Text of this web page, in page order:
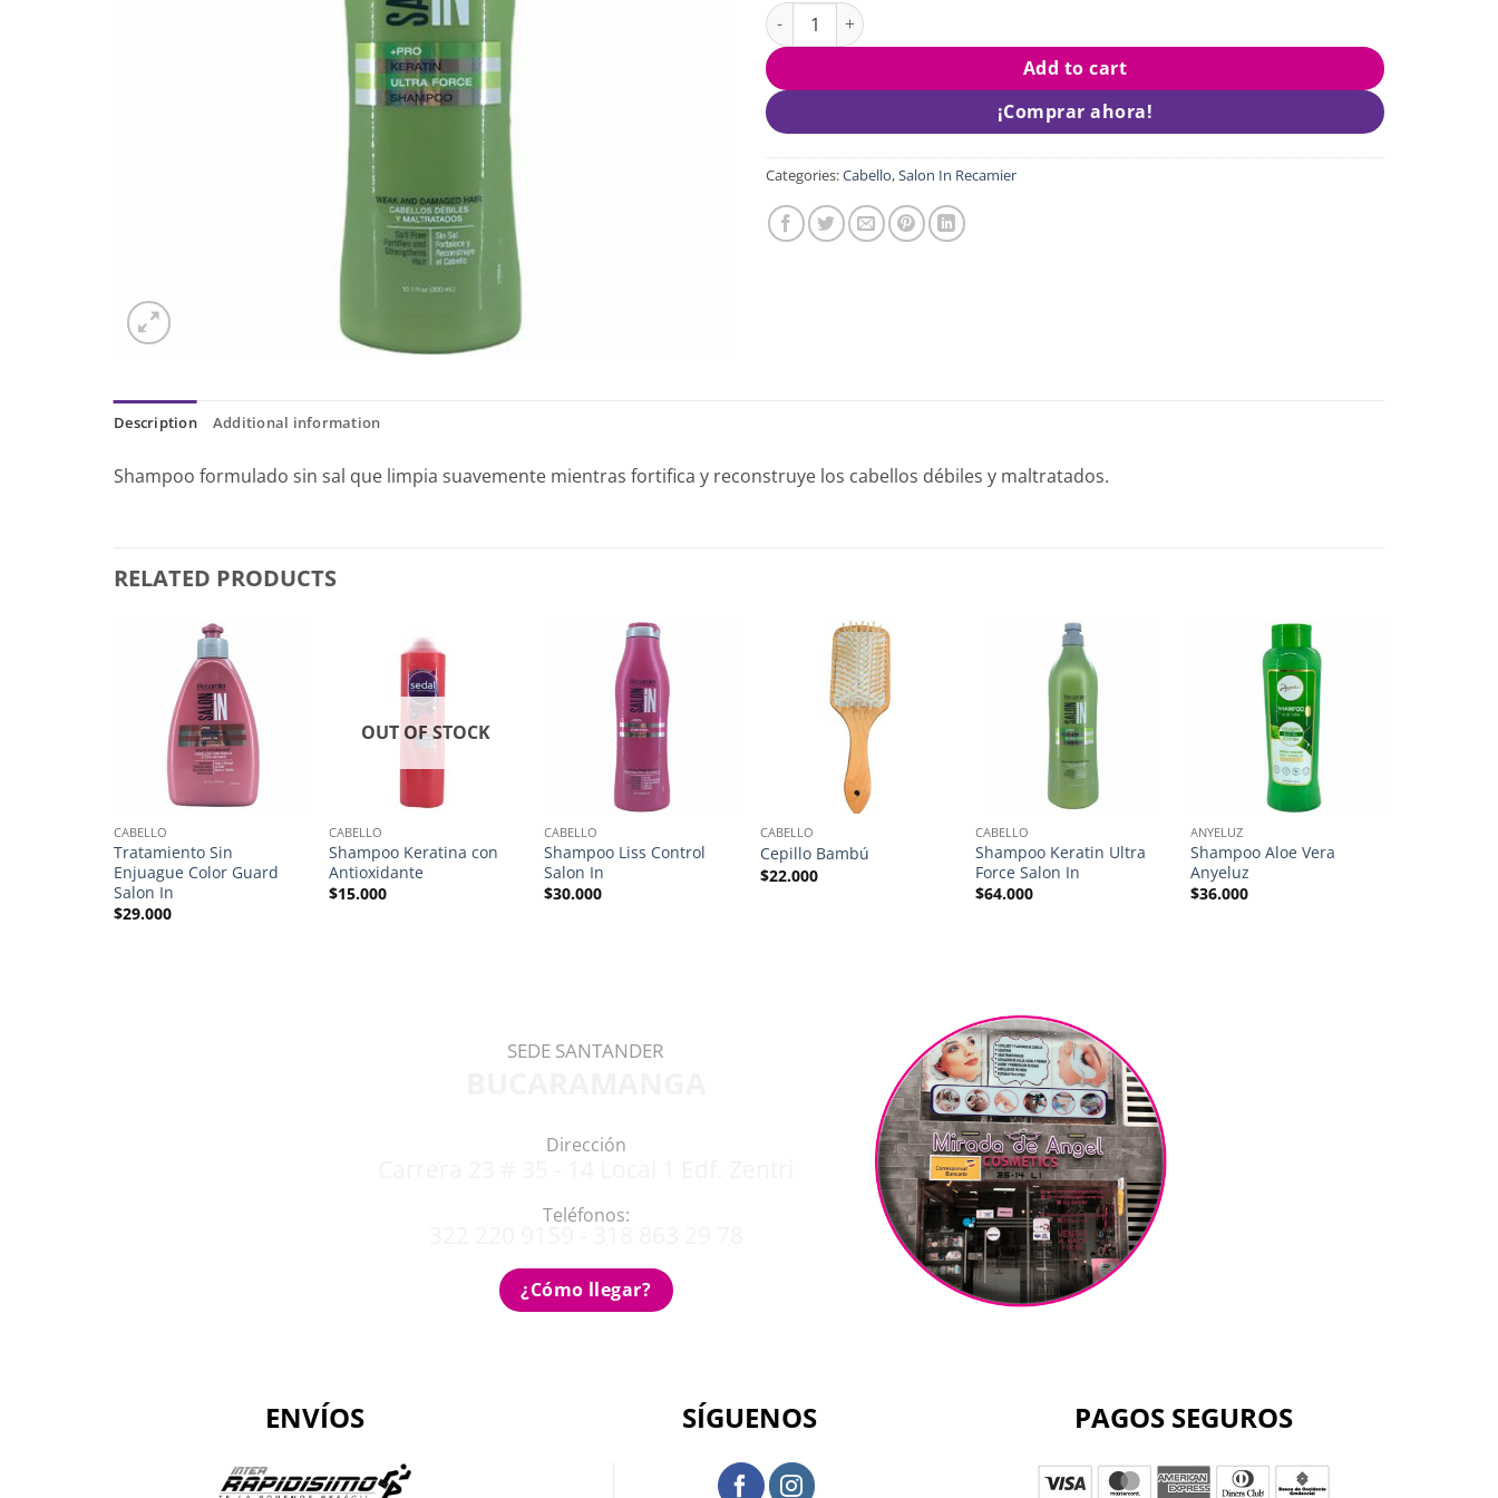
Shampoo Keratin Ultra Force Salon In quantity
Add to cart
¡Comprar ahora!
Categories:Cabello,Salon In Recamier
Description Additional information
Shampoo formulado sin sal que limpia suavemente mientras fortifica y reconstruye los cabellos débiles y maltratados.
RELATED PRODUCTS
CABELLO
Tratamiento Sin
Enjuague Color Guard
Salon In
$29.000
OUT OF STOCK
CABELLO
Shampoo Keratina con
Antioxidante
$15.000
CABELLO
Shampoo Liss Control
Salon In
$30.000
CABELLO
Cepillo Bambú
$22.000
CABELLO
Shampoo Keratin Ultra
Force Salon In
$64.000
ANYELUZ
Shampoo Aloe Vera
Anyeluz
$36.000
SEDE SANTANDER
Dirección
Teléfonos:
¿Cómo llegar?
ENVÍOS SÍGUENOS PAGOS SEGUROS